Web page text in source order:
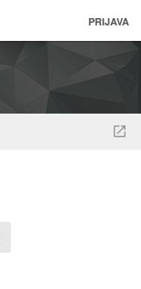
PRIJAVA